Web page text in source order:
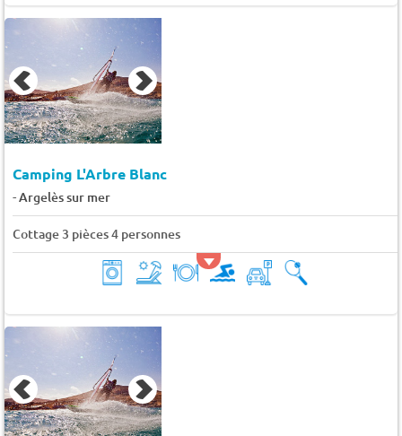
Camping L'Arbre Blanc
-Argelès sur mer
Cottage 3 pièces 4 personnes